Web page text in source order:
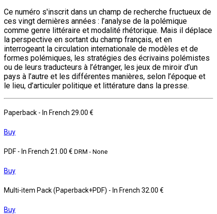
Ce numéro s'inscrit dans un champ de recherche fructueux de
ces vingt dernières années : l’analyse de la polémique
comme genre littéraire et modalité rhétorique. Mais il déplace
la perspective en sortant du champ français, et en
interrogeant la circulation internationale de modèles et de
formes polémiques, les stratégies des écrivains polémistes
ou de leurs traducteurs à l’étranger, les jeux de miroir d’un
pays à l’autre et les différentes manières, selon l’époque et
le lieu, d’articuler politique et littérature dans la presse.
Paperback - In French 29.00 €
Buy
PDF - In French 21.00 € DRM - None
Buy
Multi-item Pack (Paperback+PDF) - In French 32.00 €
Buy